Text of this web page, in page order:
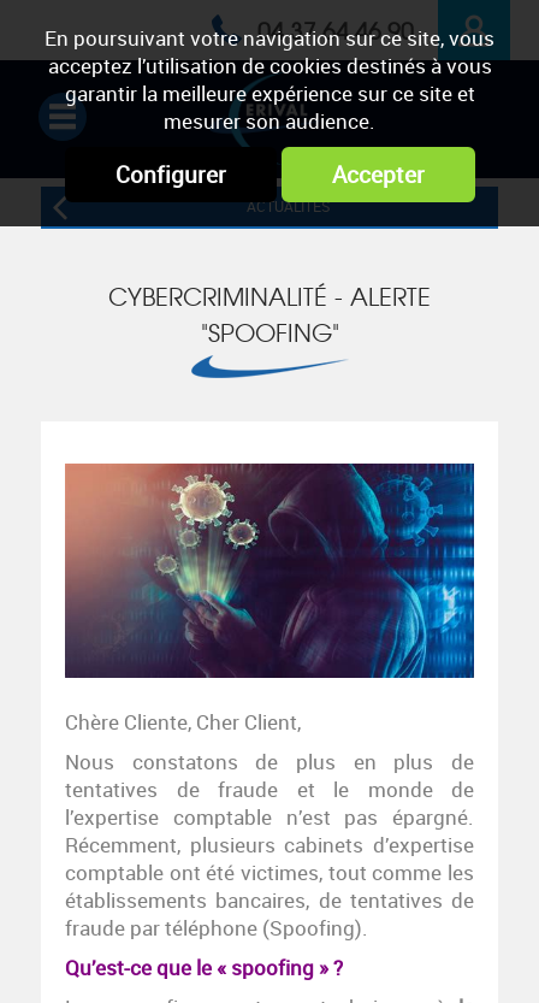
En poursuivant votre navigation sur ce site, vous
acceptez l’utilisation de cookies destinés à vous
garantir la meilleure expérience sur ce site et
mesurer son audience.
Configurer Accepter
ESPACE
PRIVÉ
04 37 64 46 90
ACTUALITÉS
CYBERCRIMINALITÉ - ALERTE
"SPOOFING"
Chère Cliente, Cher Client,
Nous constatons de plus en plus de
tentatives de fraude et le monde de
l’expertise comptable n’est pas épargné.
Récemment, plusieurs cabinets d’expertise
comptable ont été victimes, tout comme les
établissements bancaires, de tentatives de
fraude par téléphone (Spoofing).
Qu’est-ce que le « spoofing » ?